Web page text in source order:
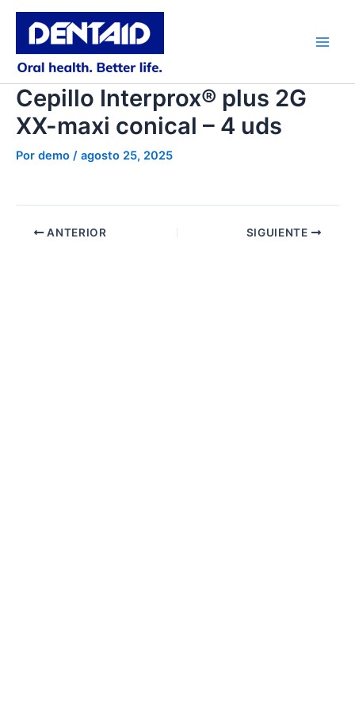
contenido
Cepillo Interprox® plus 2G
XX-maxi conical – 4 uds
Por demo / agosto 25, 2025
ANTERIOR SIGUIENTE